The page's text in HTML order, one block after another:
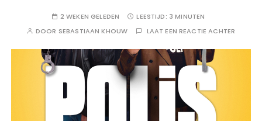
2 WEKEN GELEDEN LEESTIJD: 3 MINUTEN
DOOR SEBASTIAAN KHOUW LAAT EEN REACTIE ACHTER